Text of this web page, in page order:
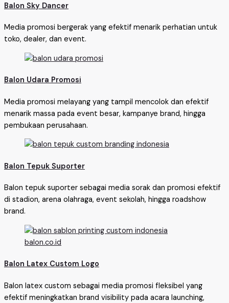
Balon Sky Dancer
Media promosi bergerak yang efektif menarik perhatian untuk
toko, dealer, dan event.
Balon Udara Promosi
Media promosi melayang yang tampil mencolok dan efektif
menarik massa pada event besar, kampanye brand, hingga
pembukaan perusahaan.
Balon Tepuk Suporter
Balon tepuk suporter sebagai media sorak dan promosi efektif
di stadion, arena olahraga, event sekolah, hingga roadshow
brand.
Balon Latex Custom Logo
Balon latex custom sebagai media promosi fleksibel yang
efektif meningkatkan brand visibility pada acara launching,